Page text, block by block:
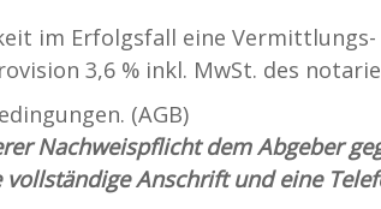
im Erfolgsfall eine
3,6 % inkl. MwSt. des
(AGB)
Nachweispflicht dem Abgeber
Anschrift und eine